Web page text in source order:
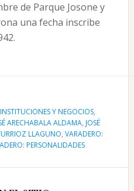
de Parque Josone y
una fecha inscribe
Y NEGOCIOS,
ARECHABALA ALDAMA, JOSÉ
LLAGUNO, VARADERO:
PERSONALIDADES